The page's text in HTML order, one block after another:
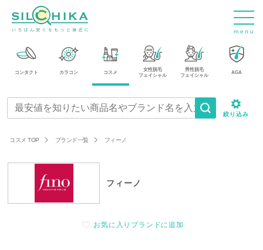
m e n u
コンタクト カラコン コスメ
女性脱毛
フェイシャル
男性脱毛
フェイシャル
AGA
絞り込み
コスメ TOP ブランド一覧 フィーノ
フィーノ
お気に入りブランドに追加